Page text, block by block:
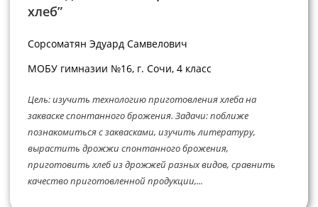
хлеб”
Сорсоматян Эдуард Самвелович
МОБУ гимназии №16, г. Сочи, 4 класс
Цель: изучить технологию приготовления хлеба на
закваске спонтанного брожения. Задачи: поближе
познакомиться с заквасками, изучить литературу,
вырастить дрожжи спонтанного брожения,
приготовить хлеб из дрожжей разных видов, сравнить
качество приготовленной продукции,...